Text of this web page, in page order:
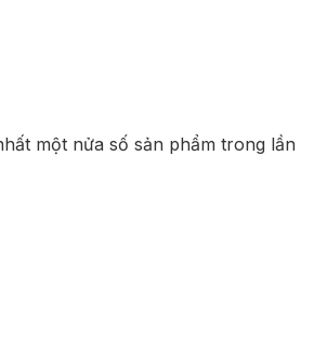
một nửa số sản phẩm trong lần